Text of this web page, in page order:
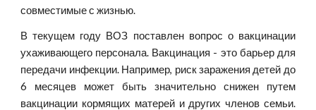
совместимые с жизнью.
В текущем году ВОЗ поставлен вопрос о вакцинации
ухаживающего персонала. Вакцинация - это барьер для
передачи инфекции. Например, риск заражения детей до
6 месяцев может быть значительно снижен путем
вакцинации кормящих матерей и других членов семьи.